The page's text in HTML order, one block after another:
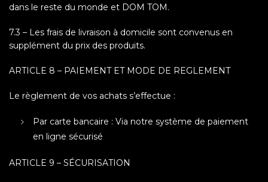
dans le reste du monde et DOM TOM.
7.3 – Les frais de livraison à domicile sont convenus en
supplément du prix des produits.
ARTICLE 8 – PAIEMENT ET MODE DE REGLEMENT
Le règlement de vos achats s’effectue :
Par carte bancaire : Via notre système de paiement
en ligne sécurisé
ARTICLE 9 – SÉCURISATION